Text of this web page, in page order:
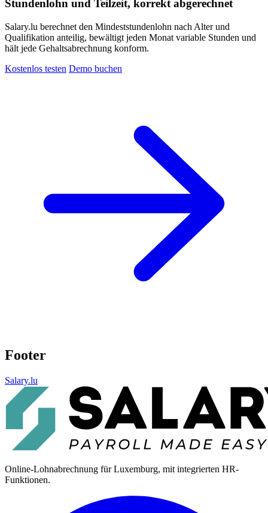
Stundenlohn und Teilzeit, korrekt abgerechnet
Salary.lu berechnet den Mindeststundenlohn nach Alter und
Qualifikation anteilig, bewältigt jeden Monat variable Stunden und
hält jede Gehaltsabrechnung konform.
Kostenlos testen Demo buchen
Footer
Salary.lu
Online-Lohnabrechnung für Luxemburg, mit integrierten HR-
Funktionen.